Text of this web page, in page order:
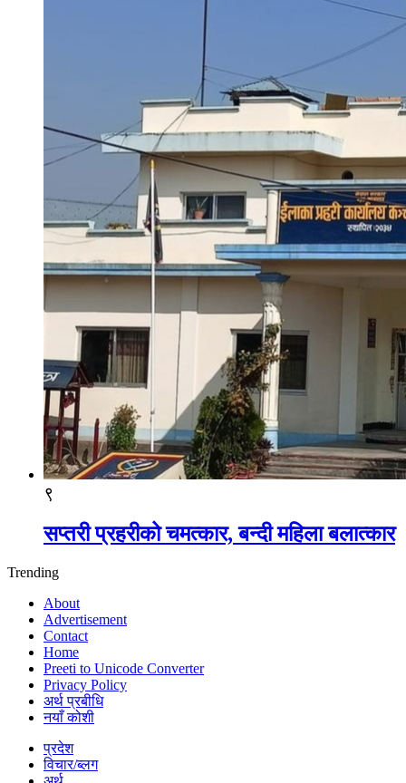
९
सप्तरी प्रहरीको चमत्कार, बन्दी महिला बलात्कार
Trending
About
Advertisement
Contact
Home
Preeti to Unicode Converter
Privacy Policy
अर्थ प्रबीधि
नयाँ कोशी
प्रदेश
विचार/ब्लग